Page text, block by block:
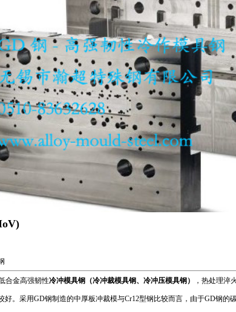
合金高强韧性冷冲模具钢（冷冲裁模具钢、冷冲压模具钢） ，热处理淬
好。采用GD钢制造的中厚板冲裁模与Cr12型钢比较而言，由于GD钢的碳